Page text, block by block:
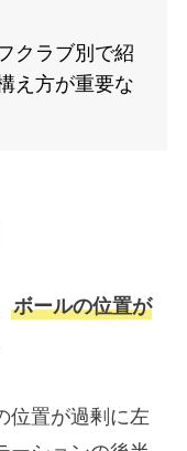
クラブ別で紹
え方が重要な
ボールの位置が
位置が過剰に左